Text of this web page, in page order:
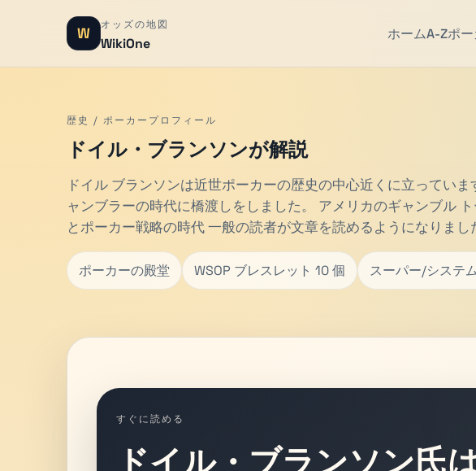
W オッズの地図
WikiOne
ホームA-Zポ
歴史 / ポーカープロフィール
ドイル・ブランソンが解説
ドイル ブランソンは近世ポーカーの歴史の中心近くに立ってい
ャンブラーの時代に橋渡しをしました。 アメリカのギャンブル
とポーカー戦略の時代 一般の読者が文章を読めるようになりまし
ポーカーの殿堂 WSOP ブレスレット 10 個 スーパー/システ
すぐに読める
ドイル・ブランソン氏